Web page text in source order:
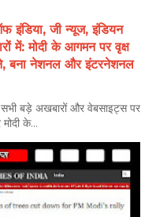
इंडिया, जी न्यूज, इंडियन
में: मोदी के आगमन पर वृक्ष
बना नेशनल और इंटरनेशनल
बड़े अखबारों और वेबसाइट्स पर
के...